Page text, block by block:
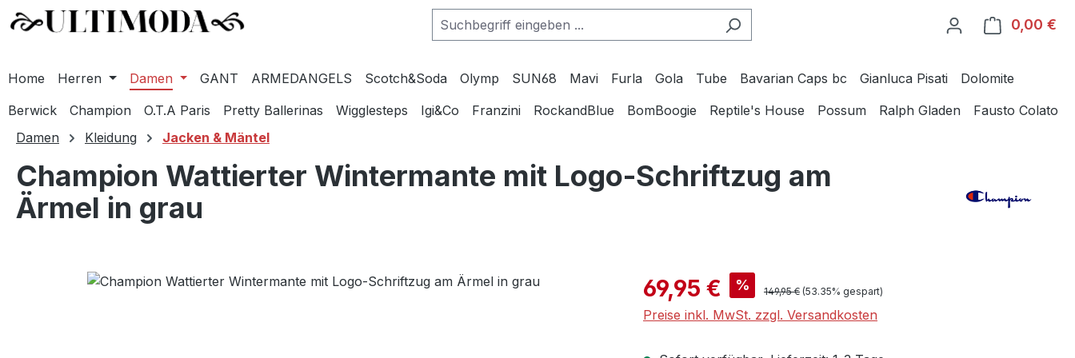
Hauptinhalt springen
Zur Suche springen
Zur Hauptnavigation springen
0,00 €
Home Herren Damen GANT ARMEDANGELS Scotch&Soda Olymp SUN68 Mavi Furla Gola Tube Bavarian Caps bc Gianluca Pisati
Dolomite
Berwick
Champion O.T.A Paris Pretty Ballerinas Wigglesteps Igi&Co Franzini RockandBlue BomBoogie Reptile's House Possum Ralph Gladen
Fausto Colato
Damen
Kleidung Jacken & Mäntel
Champion Wattierter Wintermante mit Logo-Schriftzug am
Ärmel in grau
Bildergalerie überspringen Verkaufspreis:
69,95 € % Regulärer Preis:
149,95 € (53.35% gespart)
Preise inkl. MwSt. zzgl. Versandkosten